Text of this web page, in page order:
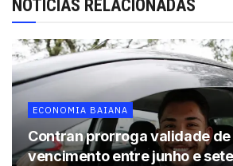
NOTÍCIAS RELACIONADAS
ECONOMIA BAIANA
Contran prorroga validade de
vencimento entre junho e